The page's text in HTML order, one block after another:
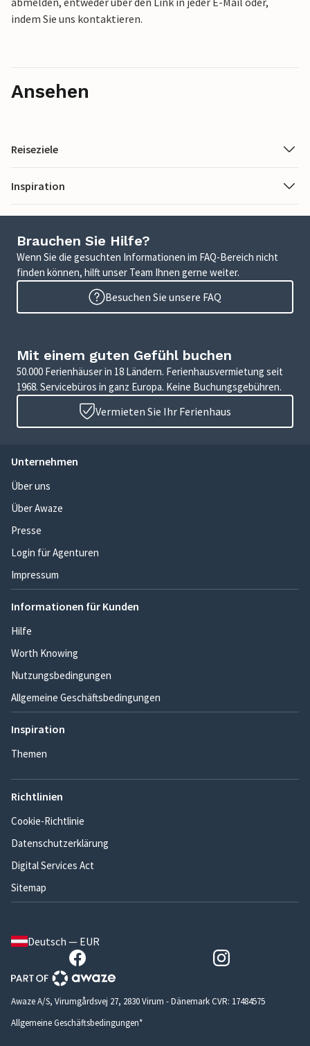
indem Sie uns kontaktieren.
Ansehen
Reiseziele
Inspiration
Brauchen Sie Hilfe?
Wenn Sie die gesuchten Informationen im FAQ-Bereich nicht
finden können, hilft unser Team Ihnen gerne weiter.
Besuchen Sie unsere FAQ
Mit einem guten Gefühl buchen
50.000 Ferienhäuser in 18 Ländern. Ferienhausvermietung seit
1968. Servicebüros in ganz Europa. Keine Buchungsgebühren.
Vermieten Sie Ihr Ferienhaus
Unternehmen
Über uns
Über Awaze
Presse
Login für Agenturen
Impressum
Informationen für Kunden
Hilfe
Worth Knowing
Nutzungsbedingungen
Allgemeine Geschäftsbedingungen
Inspiration
Themen
Richtlinien
Cookie-Richtlinie
Datenschutzerklärung
Digital Services Act
Sitemap
Deutsch — EUR
Awaze A/S, Virumgårdsvej 27, 2830 Virum - Dänemark CVR: 17484575
Allgemeine Geschäftsbedingungen*